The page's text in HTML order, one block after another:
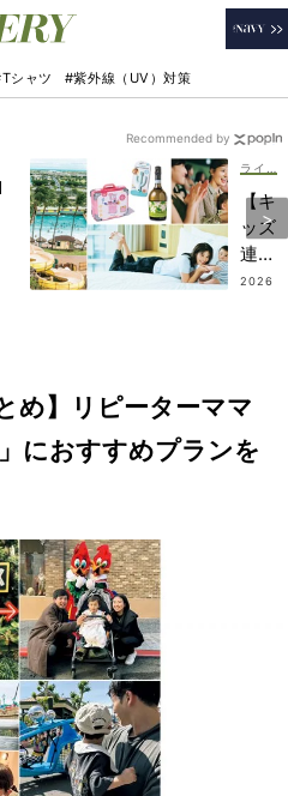
シャツ #紫外線（UV）対策
【キ
ッズ
連れ
ハワ
ン！
プー
ルも
2026
Recommended by
め】リピーターママ
におすすめプランを